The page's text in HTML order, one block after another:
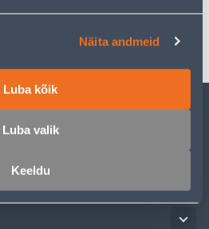
Näita andmeid
Luba kõik
Luba valik
Keeldu